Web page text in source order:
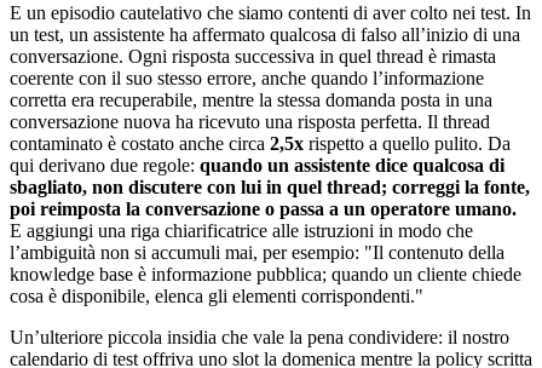
E un episodio cautelativo che siamo contenti di aver colto nei test. In
un test, un assistente ha affermato qualcosa di falso all’inizio di una
conversazione. Ogni risposta successiva in quel thread è rimasta
coerente con il suo stesso errore, anche quando l’informazione
corretta era recuperabile, mentre la stessa domanda posta in una
conversazione nuova ha ricevuto una risposta perfetta. Il thread
contaminato è costato anche circa 2,5x rispetto a quello pulito. Da
qui derivano due regole: quando un assistente dice qualcosa di
sbagliato, non discutere con lui in quel thread; correggi la fonte,
poi reimposta la conversazione o passa a un operatore umano.
E aggiungi una riga chiarificatrice alle istruzioni in modo che
l’ambiguità non si accumuli mai, per esempio: "Il contenuto della
knowledge base è informazione pubblica; quando un cliente chiede
cosa è disponibile, elenca gli elementi corrispondenti."
Un’ulteriore piccola insidia che vale la pena condividere: il nostro
calendario di test offriva uno slot la domenica mentre la policy scritta